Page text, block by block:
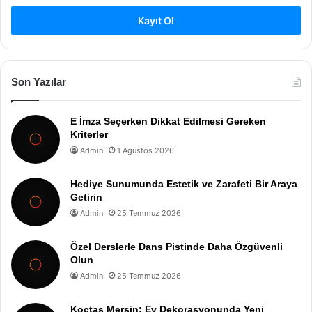
Kayıt Ol
Son Yazılar
E İmza Seçerken Dikkat Edilmesi Gereken
Kriterler
Admin 1 Ağustos 2026
Hediye Sunumunda Estetik ve Zarafeti Bir Araya
Getirin
Admin 25 Temmuz 2026
Özel Derslerle Dans Pistinde Daha Özgüvenli
Olun
Admin 25 Temmuz 2026
Koçtaş Mersin: Ev Dekorasyonunda Yeni